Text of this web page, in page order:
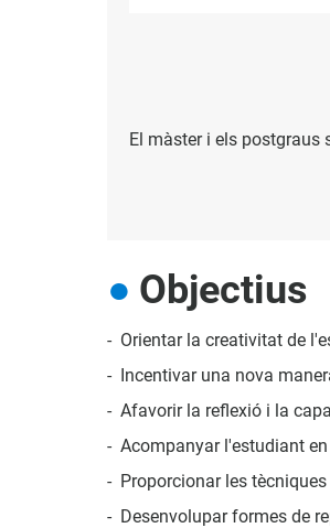
El màster i els postgraus
Objectius
Orientar la creativitat de
Incentivar una nova
Afavorir la reflexió i la
Acompanyar l'estudiant
Proporcionar les
Desenvolupar formes de